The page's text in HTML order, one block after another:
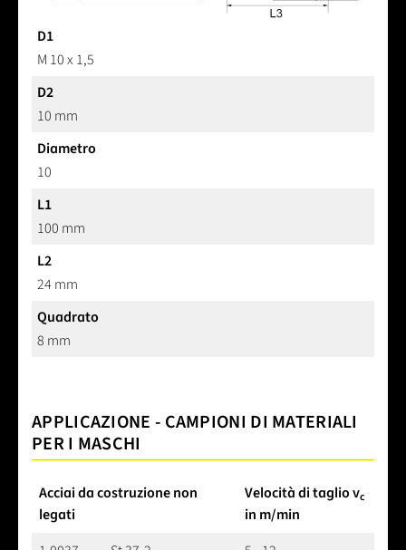
D1
M 10 x 1,5
D2
10 mm
Diametro
10
L1
100 mm
L2
24 mm
Quadrato
8 mm
APPLICAZIONE - CAMPIONI DI MATERIALI
PER I MASCHI
Acciai da costruzione non
legati
Velocità di taglio vc
in m/min